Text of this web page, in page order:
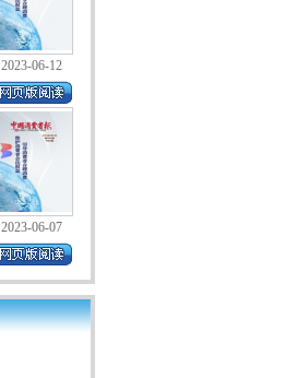
2023-06-12
2023-06-07